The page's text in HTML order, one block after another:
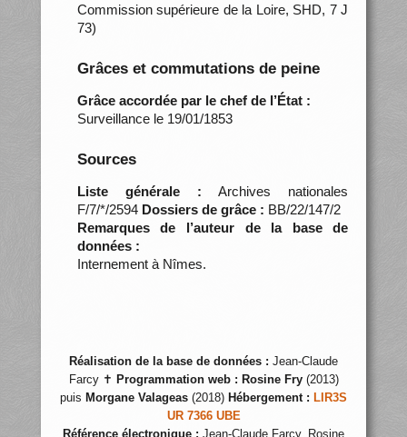
Commission supérieure de la Loire, SHD, 7 J
73)
Grâces et commutations de peine
Grâce accordée par le chef de l’État :
Surveillance le 19/01/1853
Sources
Liste générale : Archives nationales
F/7/*/2594 Dossiers de grâce : BB/22/147/2
Remarques de l’auteur de la base de
données :
Internement à Nîmes.
Réalisation de la base de données : Jean-Claude
Farcy ✝ Programmation web : Rosine Fry(2013)
puis Morgane Valageas (2018) Hébergement : LIR3S
UR 7366 UBE
Référence électronique : Jean-Claude Farcy, Rosine